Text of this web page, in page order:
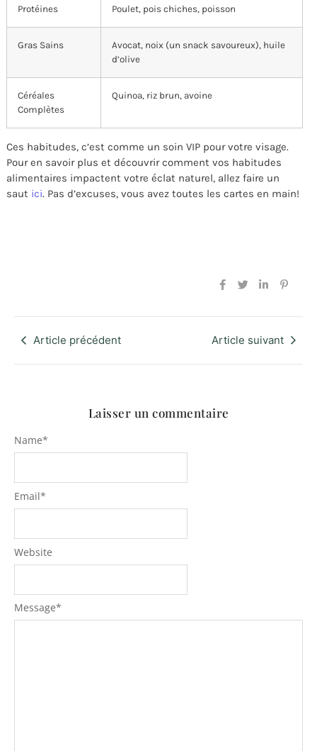
Protéines Poulet, pois chiches, poisson
Gras Sains
Avocat, noix (un snack savoureux), huile
d’olive
Céréales
Complètes
Quinoa, riz brun, avoine
Ces habitudes, c’est comme un soin VIP pour votre visage.
Pour en savoir plus et découvrir comment vos habitudes
alimentaires impactent votre éclat naturel, allez faire un
saut ici. Pas d’excuses, vous avez toutes les cartes en main!
Article précédent Article suivant
Laisser un commentaire
Message*
Name*
Email*
Website